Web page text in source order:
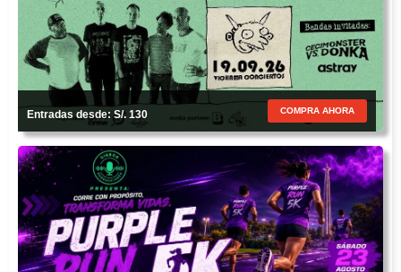
Entradas desde: S/. 130 COMPRA AHORA